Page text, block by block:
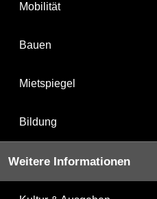
Mobilität
Bauen
Mietspiegel
Bildung
Weitere Informationen